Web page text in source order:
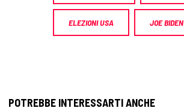
ELEZIONI USA JOE BIDEN
POTREBBE INTERESSARTI ANCHE